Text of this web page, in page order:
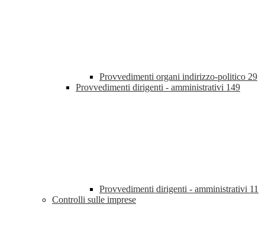
Provvedimenti organi indirizzo-politico 29
Provvedimenti dirigenti - amministrativi 149
Provvedimenti dirigenti - amministrativi 11
Controlli sulle imprese